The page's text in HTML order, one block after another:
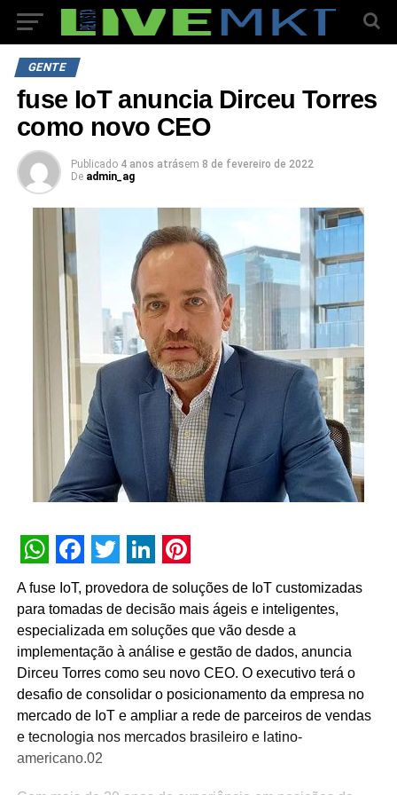
GENTE
fuse IoT anuncia Dirceu Torres
como novo CEO
Publicado 4 anos atrásem 8 de fevereiro de 2022
De admin_ag
WhatsApp
Facebook
Twitter
LinkedIn
Pinterest
A fuse IoT, provedora de soluções de IoT customizadas
para tomadas de decisão mais ágeis e inteligentes,
especializada em soluções que vão desde a
implementação à análise e gestão de dados, anuncia
Dirceu Torres como seu novo CEO. O executivo terá o
desafio de consolidar o posicionamento da empresa no
mercado de IoT e ampliar a rede de parceiros de vendas
e tecnologia nos mercados brasileiro e latino-
americano.02